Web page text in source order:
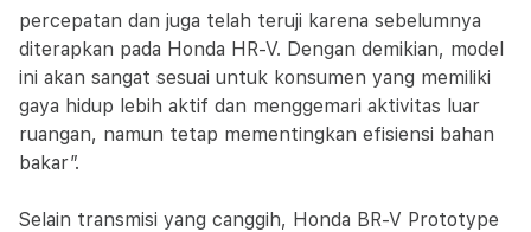
percepatan dan juga telah teruji karena sebelumnya
diterapkan pada Honda HR-V. Dengan demikian, model
ini akan sangat sesuai untuk konsumen yang memiliki
gaya hidup lebih aktif dan menggemari aktivitas luar
ruangan, namun tetap mementingkan efisiensi bahan
bakar”.
Selain transmisi yang canggih, Honda BR-V Prototype